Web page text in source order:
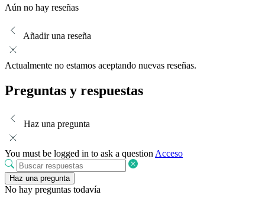
Aún no hay reseñas
Añadir una reseña
Actualmente no estamos aceptando nuevas reseñas.
Preguntas y respuestas
Haz una pregunta
You must be logged in to ask a question Acceso
Haz una pregunta
No hay preguntas todavía